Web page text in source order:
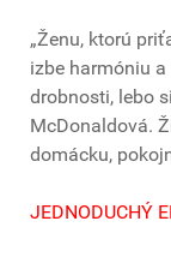
„Ženu, ktorú
izbe harmóniu
drobnosti, lebo
McDonaldová.
domácku,
JEDNODUCHÝ